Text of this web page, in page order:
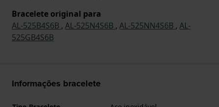
Bracelete original para
AL-525B4S6B , AL-525N4S6B , AL-525NN4S6B , AL-
525GB4S6B
Informações bracelete